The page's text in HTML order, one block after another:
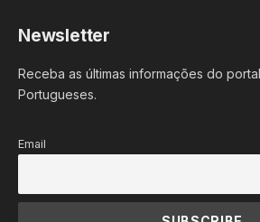
Newsletter
Receba as últimas informações do
Portugueses.
Email